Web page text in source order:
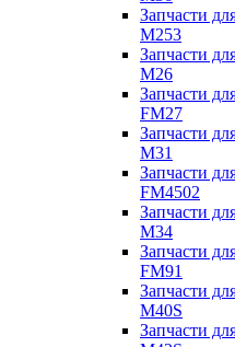
Запчасти
M253
Запчасти
M26
Запчасти
FM27
Запчасти
M31
Запчасти
FM4502
Запчасти
M34
Запчасти
FM91
Запчасти
M40S
Запчасти